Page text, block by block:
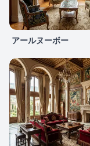
アールヌーボー